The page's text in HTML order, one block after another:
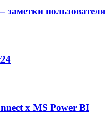
пользователя
х MS Power BI